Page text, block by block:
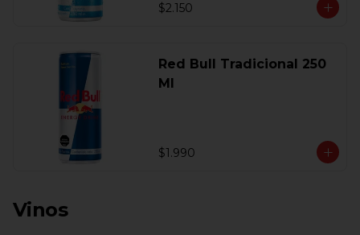
$2.150
Red Bull Tradicional 250
Ml
$1.990
Vinos